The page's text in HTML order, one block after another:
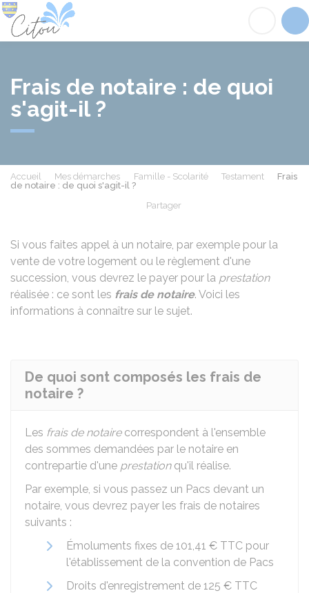
Frais de notaire : de quoi
s'agit-il ?
Accueil Mes démarches Famille - Scolarité Testament
Frais
de notaire : de quoi s'agit-il ?
Partager
Si vous faites appel à un notaire, par exemple pour la
vente de votre logement ou le règlement d'une
succession, vous devrez le payer pour la prestation
réalisée : ce sont les frais de notaire. Voici les
informations à connaître sur le sujet.
De quoi sont composés les frais de
notaire ?
Les frais de notairecorrespondent à l'ensemble
des sommes demandées par le notaire en
contrepartie d'une prestationqu'il réalise.
Par exemple, si vous passez un Pacs devant un
notaire, vous devrez payer les frais de notaires
suivants :
Émoluments fixes de 101,41 € TTC pour
l'établissement de la convention de Pacs
Droits d'enregistrement de 125 € TTC